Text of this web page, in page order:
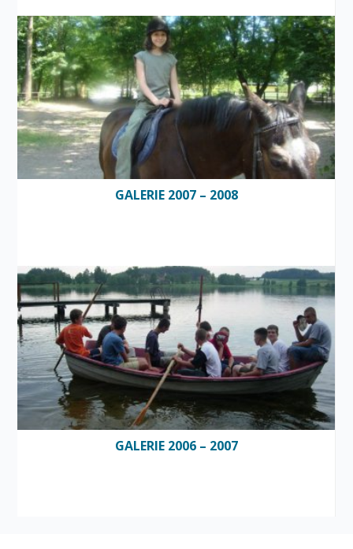
GALERIE 2007 – 2008
GALERIE 2006 – 2007